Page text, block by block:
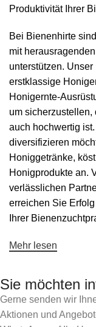
Produktivität Ihrer
Bei Bienenhirte
mit
unterstützen.
erstklassige
Honigernte-
um sicherzustellen,
auch hochwertig
diversifizieren
Honiggetränke,
Honigprodukte an.
verlässlichen
erreichen Sie
Ihrer
Mehr lesen
Sie möchten
Gerne senden wir
Aktionen und